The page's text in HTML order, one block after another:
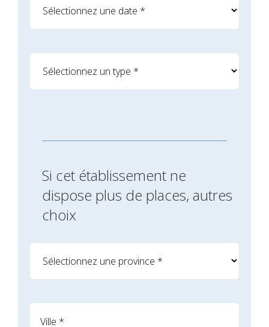
Si cet établissement ne
dispose plus de places, autres
choix